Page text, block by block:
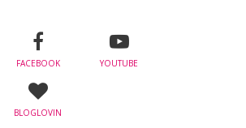
FACEBOOK YOUTUBE
BLOGLOVIN